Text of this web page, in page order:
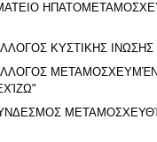
ΚΥΣΤΙΚΗΣ ΙΝΩΣΗΣ